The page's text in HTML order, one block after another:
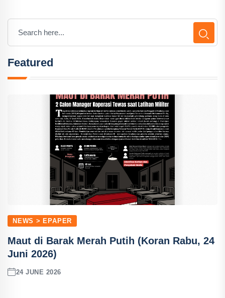
Featured
NEWS > EPAPER
Maut di Barak Merah Putih (Koran Rabu, 24
Juni 2026)
24 JUNE 2026